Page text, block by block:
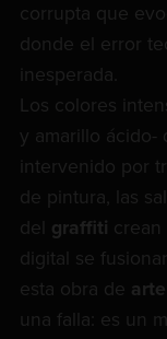
corrupta que
donde el error
inesperada.
Los colores
y amarillo ácido-
intervenido por
de pintura, las
del graffiti
digital se
esta obra de
una falla: es un